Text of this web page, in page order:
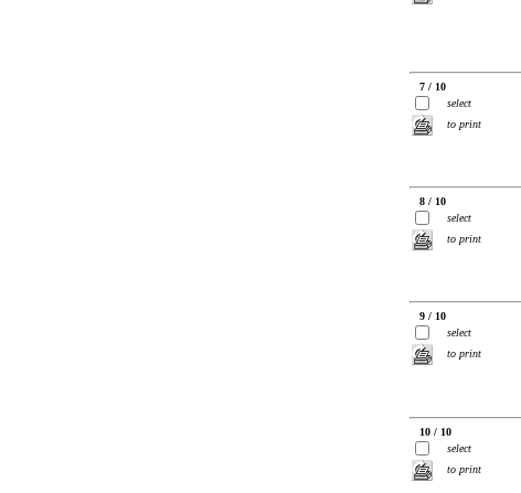
7 / 10
select
to print
8 / 10
select
to print
9 / 10
select
to print
10 / 10
select
to print